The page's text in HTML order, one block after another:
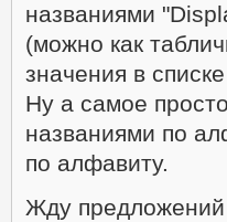
названиями
(можно как
значения в
Ну а самое
названиями по
по алфавиту.
Жду предложений